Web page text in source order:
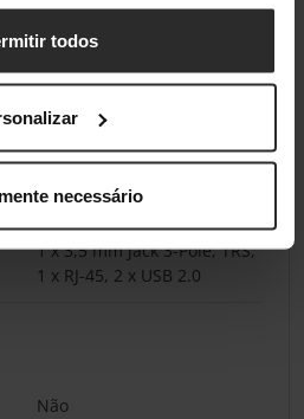
todos
necessário
2 x HDMI
1 x 3,5 mm Jack 3-Pole, TRS,
1 x RJ-45, 2 x USB 2.0
Não